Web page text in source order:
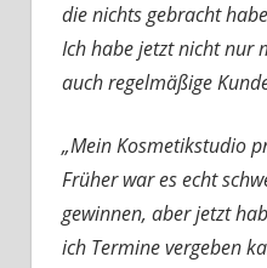
die nichts gebracht
Ich habe jetzt nicht nur
auch regelmäßige
„Mein Kosmetikstudio
Früher war es echt
gewinnen, aber jetzt
ich Termine vergeben